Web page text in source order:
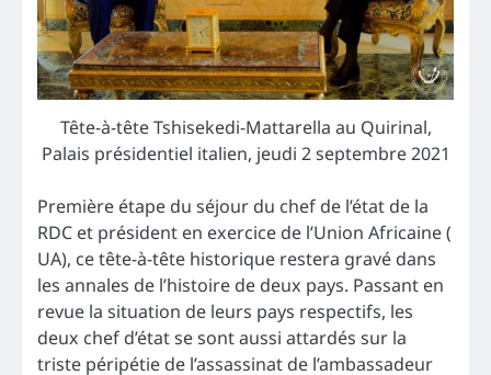
Tête-à-tête Tshisekedi-Mattarella au Quirinal,
Palais présidentiel italien, jeudi 2 septembre 2021
Première étape du séjour du chef de l’état de la
RDC et président en exercice de l’Union Africaine (
UA), ce tête-à-tête historique restera gravé dans
les annales de l’histoire de deux pays. Passant en
revue la situation de leurs pays respectifs, les
deux chef d’état se sont aussi attardés sur la
triste péripétie de l’assassinat de l’ambassadeur